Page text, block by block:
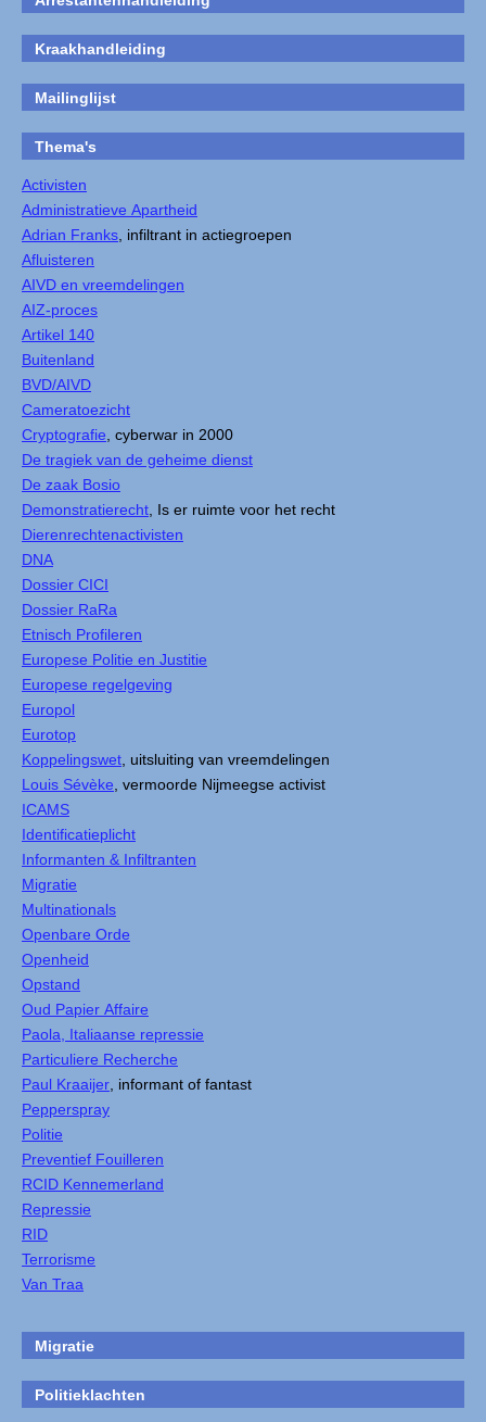
Kraakhandleiding
Mailinglijst
Thema's
Activisten
Administratieve Apartheid
Adrian Franks , infiltrant in actiegroepen
Afluisteren
AIVD en vreemdelingen
AIZ-proces
Artikel 140
Buitenland
BVD/AIVD
Cameratoezicht
Cryptografie , cyberwar in 2000
De tragiek van de geheime dienst
De zaak Bosio
Demonstratierecht , Is er ruimte voor het recht
Dierenrechtenactivisten
DNA
Dossier CICI
Dossier RaRa
Etnisch Profileren
Europese Politie en Justitie
Europese regelgeving
Europol
Eurotop
Koppelingswet , uitsluiting van vreemdelingen
Louis Sévèke , vermoorde Nijmeegse activist
ICAMS
Identificatieplicht
Informanten & Infiltranten
Migratie
Multinationals
Openbare Orde
Openheid
Opstand
Oud Papier Affaire
Paola, Italiaanse repressie
Particuliere Recherche
Paul Kraaijer , informant of fantast
Pepperspray
Politie
Preventief Fouilleren
RCID Kennemerland
Repressie
RID
Terrorisme
Van Traa
Migratie
Politieklachten